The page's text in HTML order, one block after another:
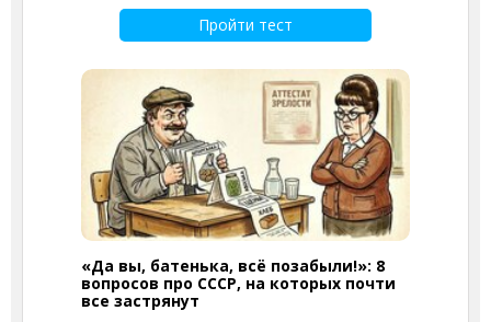
Пройти тест
«Да вы, батенька, всё позабыли!»: 8
вопросов про СССР, на которых почти
все застрянут